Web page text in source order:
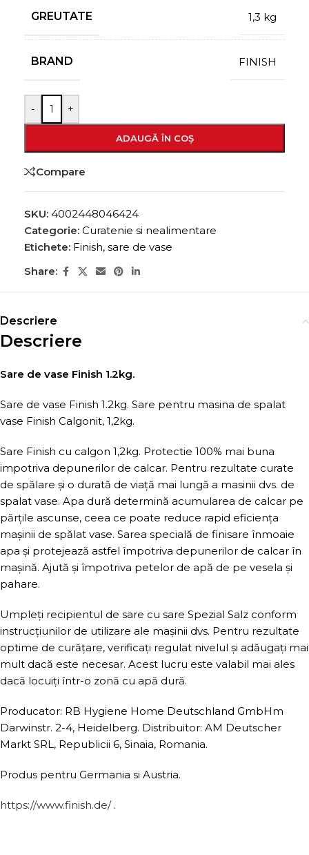
GREUTATE 1,3 kg
BRAND FINISH
- +
ADAUGĂ ÎN COȘ
Compare
SKU: 4002448046424
Categorie: Curatenie si nealimentare
Etichete: Finish, sare de vase
Share:
Descriere
Descriere
Sare de vase Finish 1.2kg.
Sare de vase Finish 1.2kg. Sare pentru masina de spalat
vase Finish Calgonit, 1,2kg.
Sare Finish cu calgon 1,2kg. Protectie 100% mai buna
impotriva depunerilor de calcar. Pentru rezultate curate
de spălare și o durată de viață mai lungă a masinii dvs. de
spalat vase. Apa dură determină acumularea de calcar pe
părțile ascunse, ceea ce poate reduce rapid eficiența
mașinii de spălat vase. Sarea specială de finisare înmoaie
apa și protejează astfel împotriva depunerilor de calcar în
mașină. Ajută și împotriva petelor de apă de pe vesela și
pahare.
Umpleți recipientul de sare cu sare Spezial Salz conform
instrucțiunilor de utilizare ale mașinii dvs. Pentru rezultate
optime de curățare, verificați regulat nivelul și adăugați mai
mult dacă este necesar. Acest lucru este valabil mai ales
dacă locuiți într-o zonă cu apă dură.
Producator: RB Hygiene Home Deutschland GmbHm
Darwinstr. 2-4, Heidelberg. Distribuitor: AM Deutscher
Markt SRL, Republicii 6, Sinaia, Romania.
Produs pentru Germania si Austria.
https://www.finish.de/.